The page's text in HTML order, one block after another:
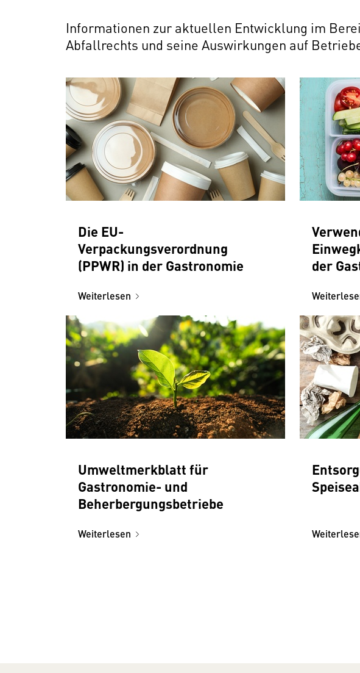
Informationen zur aktuellen Entwicklung im
Abfallrechts und seine Auswirkungen auf
Die EU-
Verpackungsverordnung
(PPWR) in der Gastronomie
Weiterlesen
der
Umweltmerkblatt für
Gastronomie- und
Beherbergungsbetriebe
Weiterlesen